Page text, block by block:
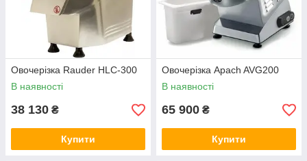
Овочерізка Rauder HLC-300
В наявності
38 130 ₴
Купити
Овочерізка Apach AVG200
В наявності
65 900 ₴
Купити